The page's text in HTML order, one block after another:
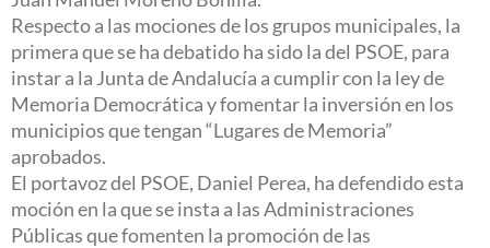
Respecto a las mociones de los grupos municipales, la
primera que se ha debatido ha sido la del PSOE, para
instar a la Junta de Andalucía a cumplir con la ley de
Memoria Democrática y fomentar la inversión en los
municipios que tengan “Lugares de Memoria”
aprobados.
El portavoz del PSOE, Daniel Perea, ha defendido esta
moción en la que se insta a las Administraciones
Públicas que fomenten la promoción de las